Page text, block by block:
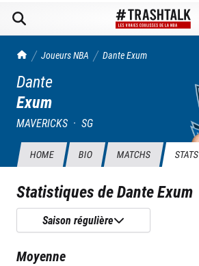
TrashTalk Actu NBA
Joueurs NBA DanteExum
Dante
Exum
MAVERICKS · SG
HOME BIO MATCHS STATS
Statistiques deDante Exum
Saison régulière
Moyenne